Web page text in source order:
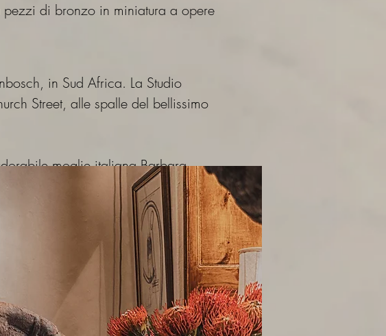
di bronzo in miniatura a opere
in Sud Africa. La Studio
Street, alle spalle del bellissimo
moglie italiana Barbara.